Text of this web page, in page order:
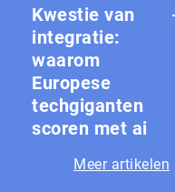
Kwestie van
integratie:
waarom
Europese
techgiganten
scoren met ai
Meer artikelen